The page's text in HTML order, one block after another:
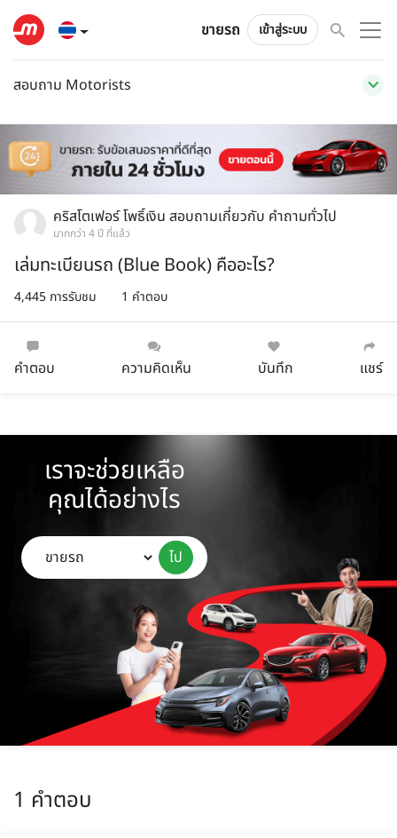
ขายรถ เข้าสู่ระบบ
สอบถาม Motorists
คริสโตเฟอร์ โพธิ์เงิน สอบถามเกี่ยวกับ คำถามทั่วไป
มากกว่า 4 ปี ที่แล้ว
เล่มทะเบียนรถ (Blue Book) คืออะไร?
4,445 การรับชม 1 คำตอบ
คำตอบ ความคิดเห็น บันทึก แชร์
เราจะช่วยเหลือ
คุณได้อย่างไร
ไป
1 คำตอบ